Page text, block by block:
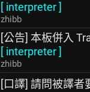
[ interpreter]
zhibb
[公告] 本板併入
[ interpreter]
zhibb
[口譯] 請問被譯者